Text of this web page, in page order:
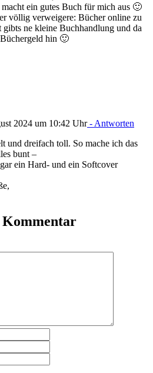
ein gutes Buch für mich aus 🙂
völlig verweigere: Bücher online zu
ne kleine Buchhandlung und da
hin 🙂
2024 um 10:42 Uhr- Antworten
und dreifach toll. So mache ich das
bunt –
ein Hard- und ein Softcover
Kommentar